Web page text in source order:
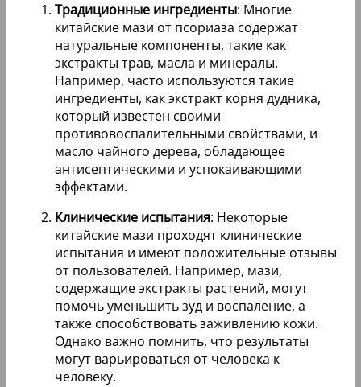
Традиционные ингредиенты: Многие
китайские мази от псориаза содержат
натуральные компоненты, такие как
экстракты трав, масла и минералы.
Например, часто используются такие
ингредиенты, как экстракт корня дудника,
который известен своими
противовоспалительными свойствами, и
масло чайного дерева, обладающее
антисептическими и успокаивающими
эффектами.
Клинические испытания: Некоторые
китайские мази проходят клинические
испытания и имеют положительные отзывы
от пользователей. Например, мази,
содержащие экстракты растений, могут
помочь уменьшить зуд и воспаление, а
также способствовать заживлению кожи.
Однако важно помнить, что результаты
могут варьироваться от человека к
человеку.